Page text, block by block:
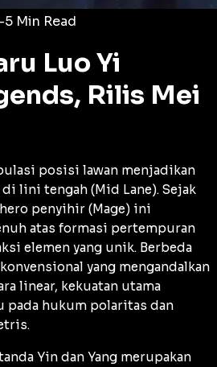
5 Min Read
Luo Yi
Rilis Mei
posisi lawan menjadikan
lini tengah (Mid Lane). Sejak
penyihir (Mage) ini
atas formasi pertempuran
elemen yang unik. Berbeda
yang mengandalkan
linear, kekuatan utama
hukum polaritas dan
Yin dan Yang merupakan